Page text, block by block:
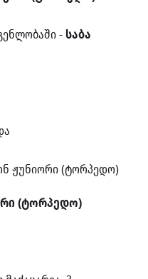
- საბა
ჟუნიორი (ტორპედო)
(ტორპედო)